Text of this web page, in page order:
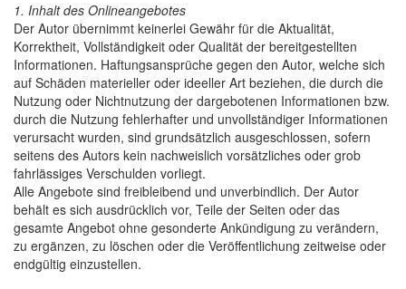
1. Inhalt des Onlineangebotes
Der Autor übernimmt keinerlei Gewähr für die Aktualität,
Korrektheit, Vollständigkeit oder Qualität der bereitgestellten
Informationen. Haftungsansprüche gegen den Autor, welche sich
auf Schäden materieller oder ideeller Art beziehen, die durch die
Nutzung oder Nichtnutzung der dargebotenen Informationen bzw.
durch die Nutzung fehlerhafter und unvollständiger Informationen
verursacht wurden, sind grundsätzlich ausgeschlossen, sofern
seitens des Autors kein nachweislich vorsätzliches oder grob
fahrlässiges Verschulden vorliegt.
Alle Angebote sind freibleibend und unverbindlich. Der Autor
behält es sich ausdrücklich vor, Teile der Seiten oder das
gesamte Angebot ohne gesonderte Ankündigung zu verändern,
zu ergänzen, zu löschen oder die Veröffentlichung zeitweise oder
endgültig einzustellen.